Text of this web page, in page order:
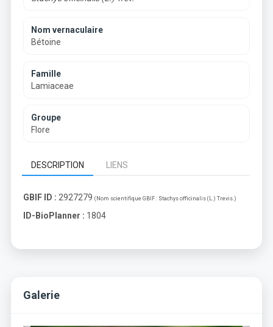
Nom vernaculaire
Bétoine
Famille
Lamiaceae
Groupe
Flore
DESCRIPTION LIENS
GBIF ID : 2927279 (Nom scientifique GBIF : Stachys officinalis (L.) Trevis.)
ID-BioPlanner : 1804
Galerie